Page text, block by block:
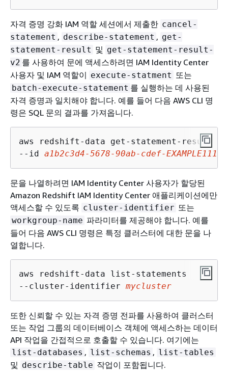
자격 증명 강화 IAM 역할 세션에서 제출한 cancel-
statement , describe-statement , get-
statement-result 및 get-statement-result-
v2 를 사용하여 문에 액세스하려면 IAM Identity Center
사용자 및 IAM 역할이 execute-statment 또는
batch-execute-statement 를 실행하는 데 사용된
자격 증명과 일치해야 합니다. 예를 들어 다음 AWS CLI 명
령은 SQL 문의 결과를 가져옵니다.
aws redshift-data get-statement-result
--id a1b2c3d4-5678-90ab-cdef-EXAMPLE11111
문을 나열하려면 IAM Identity Center 사용자가 할당된
Amazon Redshift IAM Identity Center 애플리케이션에만
액세스할 수 있도록 cluster-identifier 또는
workgroup-name 파라미터를 제공해야 합니다. 예를
들어 다음 AWS CLI 명령은 특정 클러스터에 대한 문을 나
열합니다.
aws redshift-data list-statements
--cluster-identifier mycluster
또한 신뢰할 수 있는 자격 증명 전파를 사용하여 클러스터
또는 작업 그룹의 데이터베이스 객체에 액세스하는 데이터
API 작업을 간접적으로 호출할 수 있습니다. 여기에는
list-databases , list-schemas , list-tables
및 describe-table 작업이 포함됩니다.